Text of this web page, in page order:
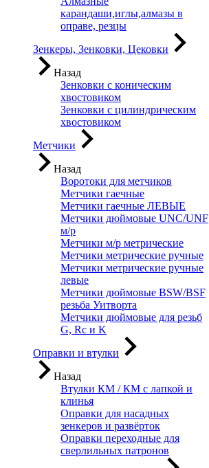
карандаши,иглы,алмазы в
оправе, резцы
Зенкеры, Зенковки, Цековки
Назад
Зенковки с коническим
хвостовиком
Зенковки с цилиндрическим
хвостовиком
Метчики
Назад
Воротоки для метчиков
Метчики гаечные
Метчики гаечные ЛЕВЫЕ
Метчики дюймовые UNC/UNF
м/р
Метчики м/р метрические
Метчики метрические ручные
Метчики метрические ручные
левые
Метчики дюймовые BSW/BSF
резьба Уитворта
Метчики дюймовые для резьб
G, Rc и K
Оправки и втулки
Назад
Втулки КМ / КМ с лапкой и
клинья
Оправки для насадных
зенкеров и развёрток
Оправки переходные для
сверлильных патронов